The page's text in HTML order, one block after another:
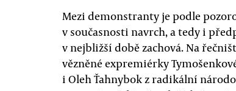
Mezi demonstranty je podle
v současnosti navrch, a tedy i
v nejbližší době zachová. Na
vězněné expremiérky
i Oleh Ťahnybok z radikální